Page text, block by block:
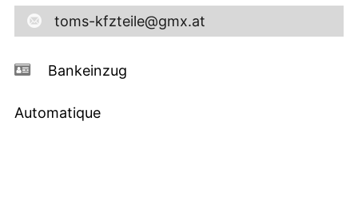
toms-kfzteile@gmx.at
Bankeinzug
Automatique